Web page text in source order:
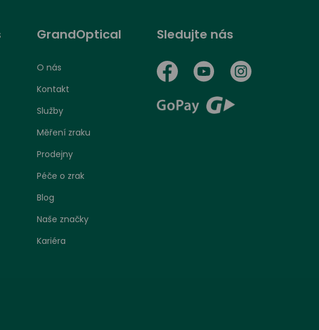
GrandOptical
O nás
Kontakt
Služby
Měření zraku
Prodejny
Péče o zrak
Blog
Naše značky
Kariéra
Sledujte nás